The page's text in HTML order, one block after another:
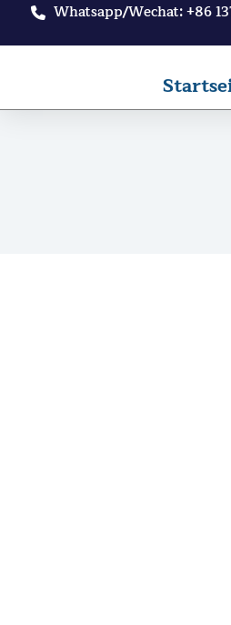
Whatsapp/Wechat: +86